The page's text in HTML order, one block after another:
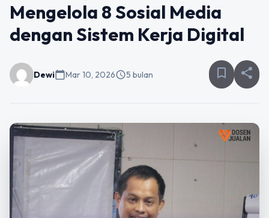
Mengelola 8 Sosial Media
dengan Sistem Kerja Digital
Dewicalendar_todayMar 10, 2026schedule5 bulan bookmark_border share